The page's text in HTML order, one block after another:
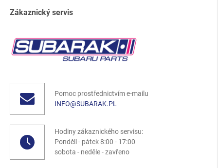
Zákaznický servis
Pomoc prostřednictvím e-mailu
INFO@SUBARAK.PL
Hodiny zákaznického servisu:
Pondělí - pátek 8:00 - 17:00
sobota - neděle - zavřeno